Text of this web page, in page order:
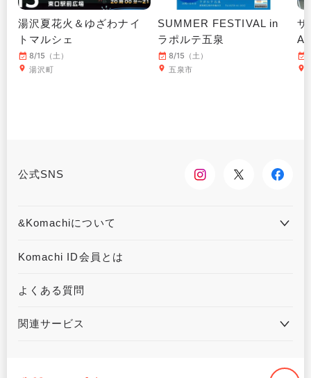
湯沢夏花火＆ゆざわナイ
トマルシェ
8/15（土）
湯沢町
SUMMER FESTIVAL in
ラポルテ五泉
8/15（土）
五泉市
ザ
A
公式SNS
&Komachiについて
&Komachiとは
Komachi ID会員とは
よくある質問
関連サービス